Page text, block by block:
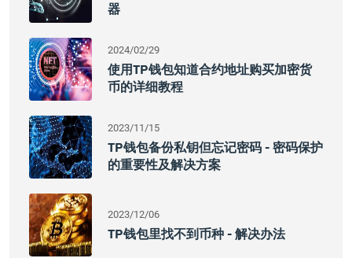
器
2024/02/29
使用TP钱包知道合约地址购买加密货
币的详细教程
2023/11/15
TP钱包备份私钥但忘记密码 - 密码保护
的重要性及解决方案
2023/12/06
TP钱包里找不到币种 - 解决办法